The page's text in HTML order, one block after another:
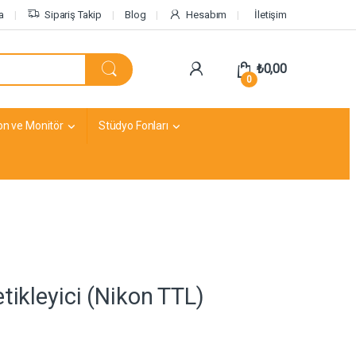
Sipariş Takip Blog Hesabım İletişim
0
₺0,00
ve Monitör Stüdyo Fonları
(Nikon TTL)